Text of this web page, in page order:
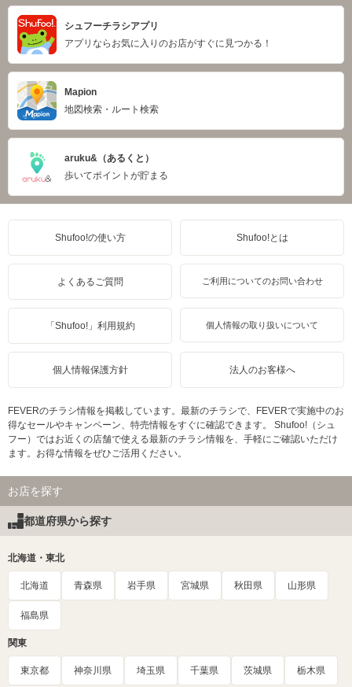
シュフーチラシアプリ
アプリならお気に入りのお店がすぐに見つかる！
Mapion
地図検索・ルート検索
aruku&（あるくと）
歩いてポイントが貯まる
Shufoo!の使い方 Shufoo!とは
よくあるご質問 ご利用についてのお問い合わせ
「Shufoo!」利用規約 個人情報の取り扱いについて
個人情報保護方針 法人のお客様へ
FEVERのチラシ情報を掲載しています。最新のチラシで、FEVERで実施中のお
得なセールやキャンペーン、特売情報をすぐに確認できます。 Shufoo!（シュ
フー）ではお近くの店舗で使える最新のチラシ情報を、手軽にご確認いただけ
ます。お得な情報をぜひご活用ください。
お店を探す
都道府県から探す
北海道・東北
北海道 青森県 岩手県 宮城県 秋田県 山形県
福島県
関東
東京都 神奈川県 埼玉県 千葉県 茨城県 栃木県